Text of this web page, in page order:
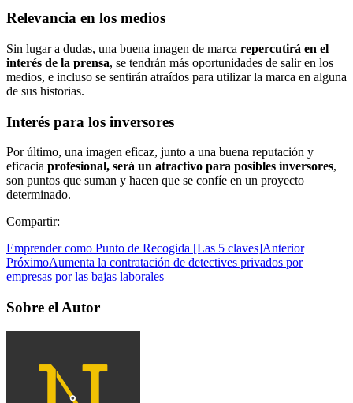
Relevancia en los medios
Sin lugar a dudas, una buena imagen de marca repercutirá en el
interés de la prensa, se tendrán más oportunidades de salir en los
medios, e incluso se sentirán atraídos para utilizar la marca en alguna
de sus historias.
Interés para los inversores
Por último, una imagen eficaz, junto a una buena reputación y
eficacia profesional, será un atractivo para posibles inversores,
son puntos que suman y hacen que se confíe en un proyecto
determinado.
Compartir:
Emprender como Punto de Recogida [Las 5 claves]Anterior
PróximoAumenta la contratación de detectives privados por
empresas por las bajas laborales
Sobre el Autor